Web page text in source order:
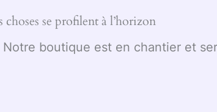
choses se profilent à l’horizon
Notre boutique est en chantier et